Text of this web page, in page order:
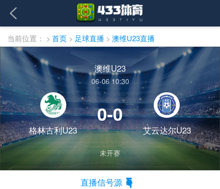
当前位置： > 首页 > 足球直播 > 澳维U23直播
澳维U23
06-06 10:30
格林古利U23
0-0
艾云达尔U23
未开赛
直播信号源